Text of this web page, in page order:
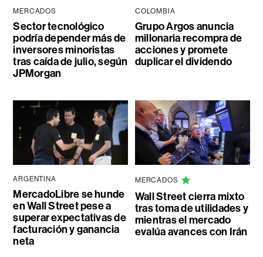
MERCADOS
Sector tecnológico
podría depender más de
inversores minoristas
tras caída de julio, según
JPMorgan
COLOMBIA
Grupo Argos anuncia
millonaria recompra de
acciones y promete
duplicar el dividendo
ARGENTINA
MercadoLibre se hunde
en Wall Street pese a
superar expectativas de
facturación y ganancia
neta
MERCADOS
Wall Street cierra mixto
tras toma de utilidades y
mientras el mercado
evalúa avances con Irán